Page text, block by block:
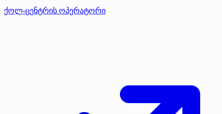
ქოლ-ცენტრის ოპერატორი